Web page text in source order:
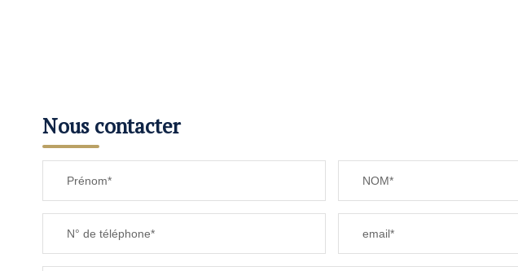
Nous contacter
Prénom* NOM*
N° de téléphone* email*